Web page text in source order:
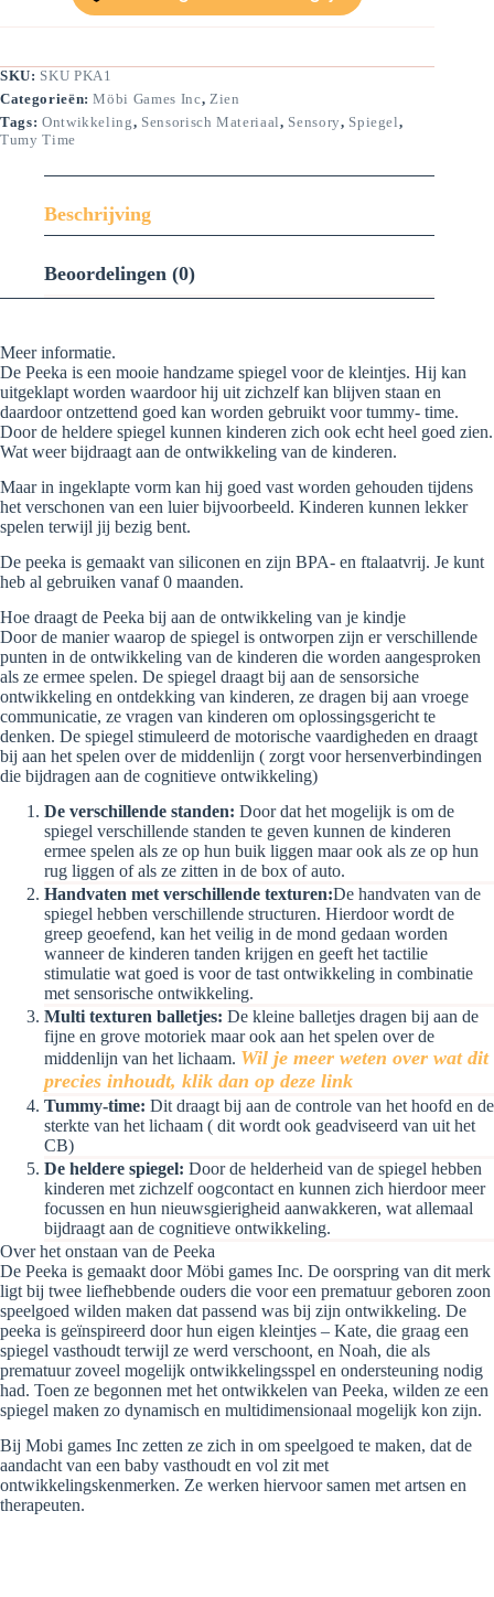
SKU: SKU PKA1
Categorieën:Möbi Games Inc, Zien
Tags: Ontwikkeling, Sensorisch Materiaal, Sensory, Spiegel,
Tumy Time
Beschrijving
Beoordelingen (0)
Meer informatie.
De Peeka is een mooie handzame spiegel voor de kleintjes. Hij kan
uitgeklapt worden waardoor hij uit zichzelf kan blijven staan en
daardoor ontzettend goed kan worden gebruikt voor tummy- time.
Door de heldere spiegel kunnen kinderen zich ook echt heel goed zien.
Wat weer bijdraagt aan de ontwikkeling van de kinderen.
Maar in ingeklapte vorm kan hij goed vast worden gehouden tijdens
het verschonen van een luier bijvoorbeeld. Kinderen kunnen lekker
spelen terwijl jij bezig bent.
De peeka is gemaakt van siliconen en zijn BPA- en ftalaatvrij. Je kunt
heb al gebruiken vanaf 0 maanden.
Hoe draagt de Peeka bij aan de ontwikkeling van je kindje
Door de manier waarop de spiegel is ontworpen zijn er verschillende
punten in de ontwikkeling van de kinderen die worden aangesproken
als ze ermee spelen. De spiegel draagt bij aan de sensorsiche
ontwikkeling en ontdekking van kinderen, ze dragen bij aan vroege
communicatie, ze vragen van kinderen om oplossingsgericht te
denken. De spiegel stimuleerd de motorische vaardigheden en draagt
bij aan het spelen over de middenlijn ( zorgt voor hersenverbindingen
die bijdragen aan de cognitieve ontwikkeling)
De verschillende standen: Door dat het mogelijk is om de
spiegel verschillende standen te geven kunnen de kinderen
ermee spelen als ze op hun buik liggen maar ook als ze op hun
rug liggen of als ze zitten in de box of auto.
Handvaten met verschillende texturen:De handvaten van de
spiegel hebben verschillende structuren. Hierdoor wordt de
greep geoefend, kan het veilig in de mond gedaan worden
wanneer de kinderen tanden krijgen en geeft het tactilie
stimulatie wat goed is voor de tast ontwikkeling in combinatie
met sensorische ontwikkeling.
Multi texturen balletjes: De kleine balletjes dragen bij aan de
fijne en grove motoriek maar ook aan het spelen over de
middenlijn van het lichaam. Wil je meer weten over wat dit
precies inhoudt, klik dan op deze link
Tummy-time: Dit draagt bij aan de controle van het hoofd en de
sterkte van het lichaam ( dit wordt ook geadviseerd van uit het
CB)
De heldere spiegel: Door de helderheid van de spiegel hebben
kinderen met zichzelf oogcontact en kunnen zich hierdoor meer
focussen en hun nieuwsgierigheid aanwakkeren, wat allemaal
bijdraagt aan de cognitieve ontwikkeling.
Over het onstaan van de Peeka
De Peeka is gemaakt door Möbi games Inc. De oorspring van dit merk
ligt bij twee liefhebbende ouders die voor een prematuur geboren zoon
speelgoed wilden maken dat passend was bij zijn ontwikkeling. De
peeka is geïnspireerd door hun eigen kleintjes – Kate, die graag een
spiegel vasthoudt terwijl ze werd verschoont, en Noah, die als
prematuur zoveel mogelijk ontwikkelingsspel en ondersteuning nodig
had. Toen ze begonnen met het ontwikkelen van Peeka, wilden ze een
spiegel maken zo dynamisch en multidimensionaal mogelijk kon zijn.
Bij Mobi games Inc zetten ze zich in om speelgoed te maken, dat de
aandacht van een baby vasthoudt en vol zit met
ontwikkelingskenmerken. Ze werken hiervoor samen met artsen en
therapeuten.